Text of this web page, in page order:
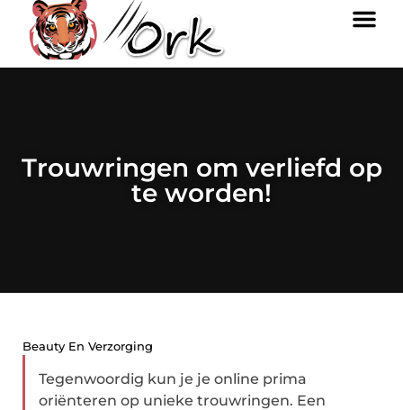
Trouwringen om verliefd op
te worden!
Beauty En Verzorging
Tegenwoordig kun je je online prima
oriënteren op unieke trouwringen. Een